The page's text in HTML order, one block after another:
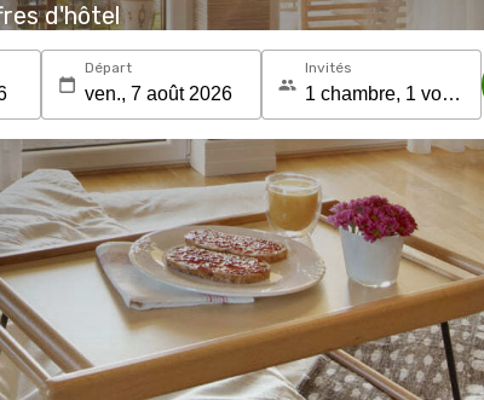
d'hôtel
Départ Invités